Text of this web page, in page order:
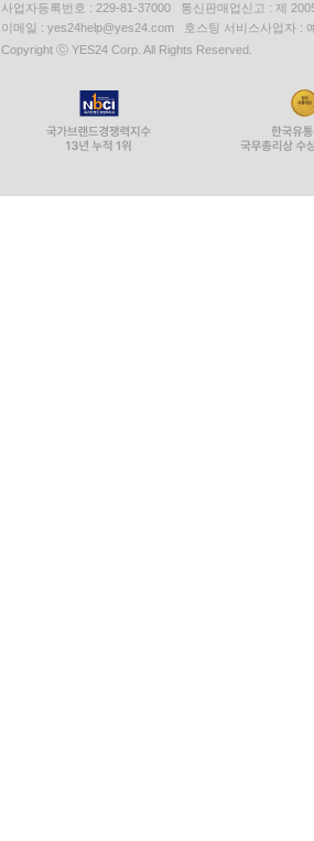
사업자등록번호 : 229-81-37000 통신판매업신고 : 제
이메일 : yes24help@yes24.com 호스팅 서비스사업자 :
Copyright ⓒ YES24 Corp. All Rights Reserved.